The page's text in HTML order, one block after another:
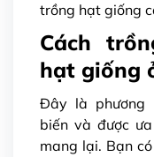
trồng hạt giống
Cách
hạt giống
Đây là phương
biến và được
mang lại. Bạn